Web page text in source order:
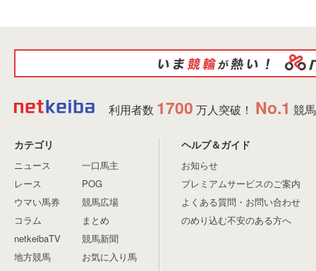
利用者数 1700 万人突破！ No.1 競
カテゴリ
ニュース
レース
ウマい馬券
コラム
netkeibaTV
地方競馬
一口馬主
POG
競馬広場
まとめ
競馬新聞
お気に入り馬
ヘルプ＆ガイド
お知らせ
プレミアムサービスのご案内
よくある質問・お問い合わせ
のめり込む不安のある方へ